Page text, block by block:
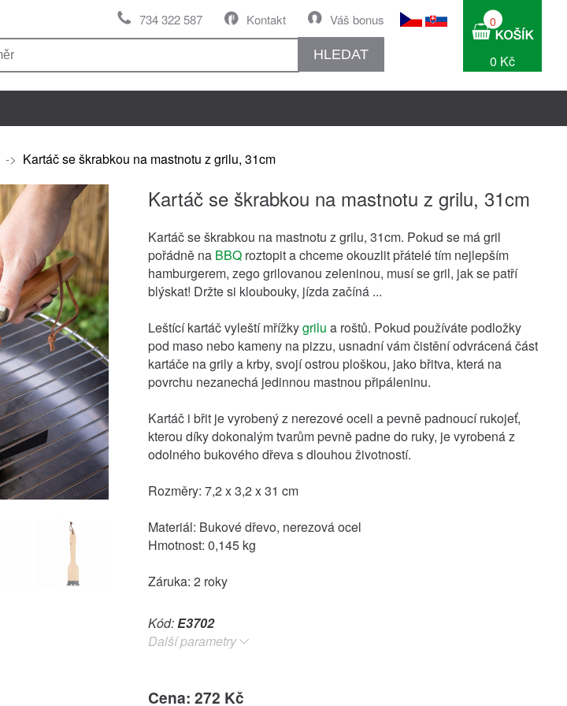
Váš bonus
Kontakt
734 322 587
HLEDAT
0
0 Kč
-> Kartáč se škrabkou na mastnotu z grilu, 31cm
Kartáč se škrabkou na mastnotu z grilu, 31cm
Kartáč se škrabkou na mastnotu z grilu, 31cm. Pokud se má gril
pořádně na BBQ roztopit a chceme okouzlit přátelé tím nejlepším
hamburgerem, zego grilovanou zeleninou, musí se gril, jak se patří
blýskat! Držte si kloubouky, jízda začíná ...
Leštící kartáč vyleští mřížkygrilu a roštů. Pokud používáte podložky
pod maso nebo kameny na pizzu, usnadní vám čistění odvrácená část
kartáče na grily a krby, svojí ostrou ploškou, jako břitva, která na
povrchu nezanechá jedinnou mastnou připáleninu.
Kartáč i břit je vyrobený z nerezové oceli a pevně padnoucí rukojeť,
kterou díky dokonalým tvarům pevně padne do ruky, je vyrobená z
odolného bukového dřeva s dlouhou životností.
Rozměry: 7,2 x 3,2 x 31 cm
Materiál: Bukové dřevo, nerezová ocel
Hmotnost: 0,145 kg
Záruka: 2 roky
Kód:E3702
Další parametry
Cena: 272 Kč